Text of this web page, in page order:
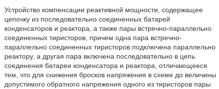
Устройство компенсации реактивной мощности, содержащее
цепочку из последовательно соединенных батарей
конденсаторов и реактора, а также пары встречно-параллельно
соединенных тиристоров, причем одна пара встречно-
параллельно соединенных тиристоров подключена параллельно
реактору, а другая пара включена последовательно в цепь
соединения батареи конденсатора и реактора, отличающееся
тем, что для снижения бросков напряжения в схеме до величины
допустимого обратного напряжения одного из тиристоров пары